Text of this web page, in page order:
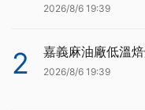
2026/8/6 19:39
2 嘉義麻油廠低溫
2026/8/6 19:39